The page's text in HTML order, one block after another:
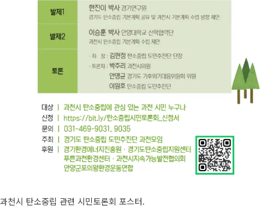
과천시 탄소중립 관련 시민토론회 포스터.